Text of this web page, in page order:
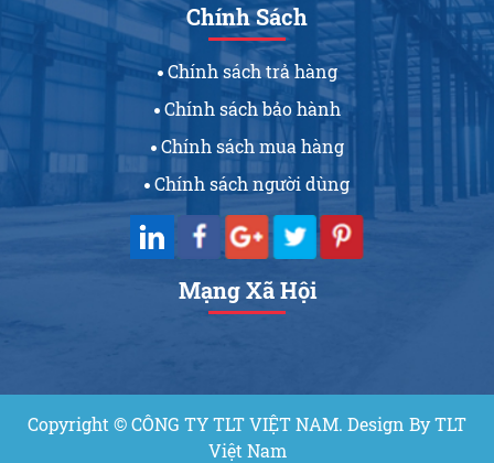
Chính Sách
Chính sách trả hàng
Chính sách bảo hành
Chính sách mua hàng
Chính sách người dùng
Mạng Xã Hội
Copyright © CÔNG TY TLT VIỆT NAM. Design By TLT
Việt Nam